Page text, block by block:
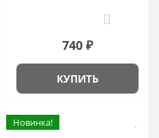
740 ₽
КУПИТЬ
Новинка!